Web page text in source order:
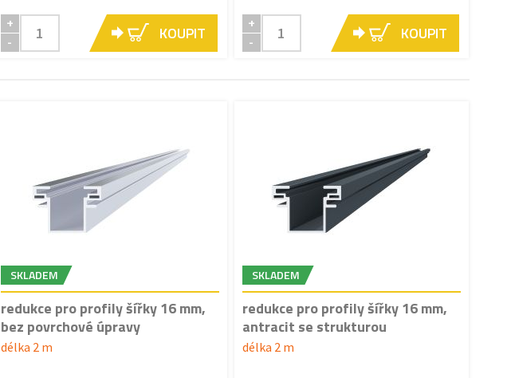
+
-
KOUPIT
+
-
KOUPIT
SKLADEM
redukce pro profily šířky 16 mm,
bez povrchové úpravy
délka 2 m
SKLADEM
redukce pro profily šířky 16 mm,
antracit se strukturou
délka 2 m